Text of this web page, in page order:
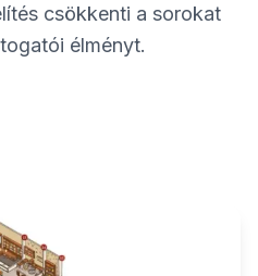
csökkenti a sorokat
élményt.